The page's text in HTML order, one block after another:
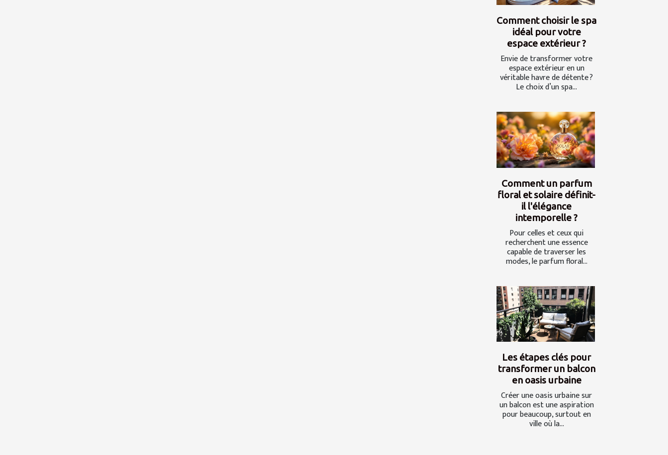
Comment choisir le spa
idéal pour votre
espace extérieur ?
Envie de transformer votre
espace extérieur en un
véritable havre de détente ?
Le choix d’un spa...
Comment un parfum
floral et solaire définit-
il l'élégance
intemporelle ?
Pour celles et ceux qui
recherchent une essence
capable de traverser les
modes, le parfum floral...
Les étapes clés pour
transformer un balcon
en oasis urbaine
Créer une oasis urbaine sur
un balcon est une aspiration
pour beaucoup, surtout en
ville où la...